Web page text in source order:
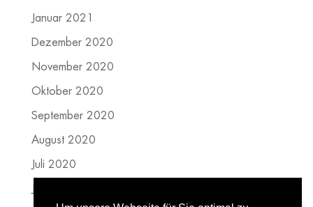
Januar 2021
Dezember 2020
November 2020
Oktober 2020
September 2020
August 2020
Juli 2020